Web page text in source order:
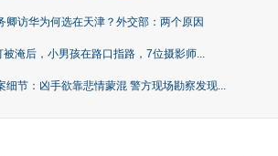
卿访华为何选在天津？外交部：两个原因
被淹后，小男孩在路口指路，7位摄影师...
细节：凶手欲靠悲情蒙混 警方现场勘察发现...